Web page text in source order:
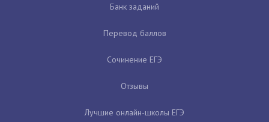
Банк заданий
Перевод баллов
Сочинение ЕГЭ
Отзывы
Лучшие онлайн-школы ЕГЭ